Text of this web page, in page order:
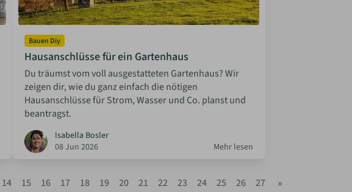
Bauen Diy
Hausanschlüsse für ein Gartenhaus
Du träumst vom voll ausgestatteten Gartenhaus? Wir
zeigen dir, wie du ganz einfach die nötigen
Hausanschlüsse für Strom, Wasser und Co. planst und
beantragst.
Isabella Bosler
08 Jun 2026
Mehr lesen
14 15 16 17 18 19 20 21 22 23 24 25 26 27 »